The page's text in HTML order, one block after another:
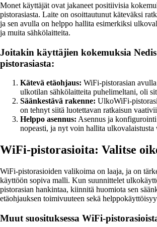
Monet käyttäjät ovat jakaneet positiivisia
pistorasiasta. Laite on osoittautunut käteväksi
ja sen avulla on helppo hallita esimerkiksi
ja muita sähkölaitteita.
Joitakin käyttäjien kokemuksia
pistorasiasta:
Kätevä etäohjaus: WiFi-pistorasian
ulkotilan sähkölaitteita puhelimeltani, oli
Säänkestävä rakenne: UlkoWiFi-
on tehnyt siitä luotettavan ratkaisun
Helppo asennus: Asennus ja
nopeasti, ja nyt voin hallita ulkovalaistusta
WiFi-pistorasioita: Valitse
WiFi-pistorasioiden valikoima on laaja, ja on
käyttöön sopiva malli. Kun suunnittelet
pistorasian hankintaa, kiinnitä huomiota sen
etäohjauksen toimivuuteen sekä
Muut suosituksessa WiFi-